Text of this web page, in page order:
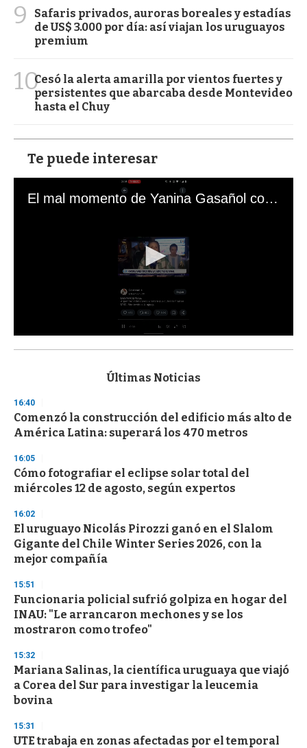
9
Safaris privados, auroras boreales y estadías
de US$ 3.000 por día: así viajan los uruguayos
premium
10Cesó la alerta amarilla por vientos fuertes y
persistentes que abarcaba desde Montevideo
hasta el Chuy
Te puede interesar
El mal momento de Yanina Gasañol con un hincha argentino en "Subrayado"
s
d
s
o
f
3
s
c
n
d
s
Últimas Noticias
16:40
Comenzó la construcción del edificio más alto de
América Latina: superará los 470 metros
16:05
Cómo fotografiar el eclipse solar total del
miércoles 12 de agosto, según expertos
16:02
El uruguayo Nicolás Pirozzi ganó en el Slalom
Gigante del Chile Winter Series 2026, con la
mejor compañía
15:51
Funcionaria policial sufrió golpiza en hogar del
INAU: "Le arrancaron mechones y se los
mostraron como trofeo"
15:32
Mariana Salinas, la científica uruguaya que viajó
a Corea del Sur para investigar la leucemia
bovina
15:31
UTE trabaja en zonas afectadas por el temporal